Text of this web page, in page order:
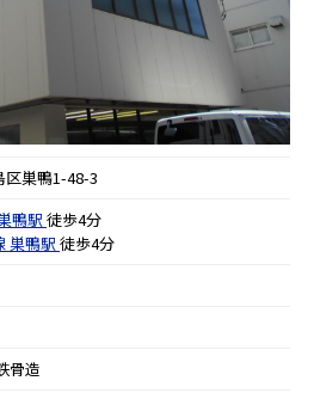
区巣鴨1-48-3
鴨駅 徒歩4分
巣鴨駅 徒歩4分
骨造